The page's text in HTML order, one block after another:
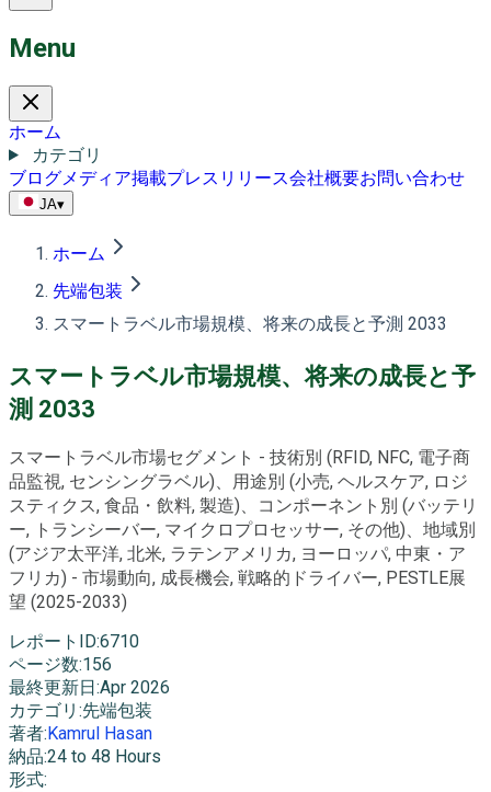
Menu
ホーム
カテゴリ
ブログメディア掲載プレスリリース会社概要お問い合わせ
JA▾
ホーム
先端包装
スマートラベル市場規模、将来の成長と予測 2033
スマートラベル市場規模、将来の成長と予
測 2033
スマートラベル市場セグメント - 技術別 (RFID, NFC, 電子商
品監視, センシングラベル)、用途別 (小売, ヘルスケア, ロジ
スティクス, 食品・飲料, 製造)、コンポーネント別 (バッテリ
ー, トランシーバー, マイクロプロセッサー, その他)、地域別
(アジア太平洋, 北米, ラテンアメリカ, ヨーロッパ, 中東・ア
フリカ) - 市場動向, 成長機会, 戦略的ドライバー, PESTLE展
望 (2025-2033)
レポートID:6710
ページ数:156
最終更新日 :Apr 2026
カテゴリ :先端包装
著者: Kamrul Hasan
納品:24 to 48 Hours
形式: